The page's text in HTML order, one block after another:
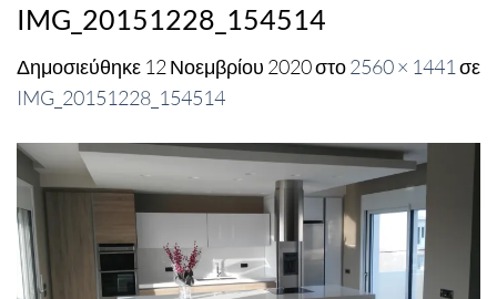
IMG_20151228_154514
Δημοσιεύθηκε 12 Νοεμβρίου 2020στο2560 × 1441 σε
IMG_20151228_154514